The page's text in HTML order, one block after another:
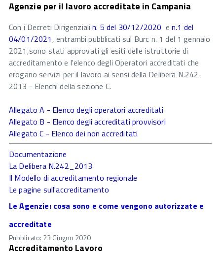
Agenzie per il lavoro accreditate in Campania
Con i Decreti Dirigenzialin. 5 del 30/12/2020 en.1 del
04/01/2021, entrambi pubblicati sul Burc n. 1 del 1 gennaio
2021,sono stati approvati gli esiti delle istruttorie di
accreditamento e l'elenco degli Operatori accreditati che
erogano servizi per il lavoro ai sensi della Delibera N.242-
2013 - Elenchi della sezione C.
Allegato A - Elenco degli operatori accreditati
Allegato B - Elenco degli accreditati provvisori
Allegato C - Elenco dei non accreditati
Documentazione
La Delibera N.242_2013
Il Modello di accreditamento regionale
Le pagine sull'accreditamento
Le Agenzie: cosa sono e come vengono autorizzate e
accreditate
Pubblicato: 23 Giugno 2020
Accreditamento Lavoro